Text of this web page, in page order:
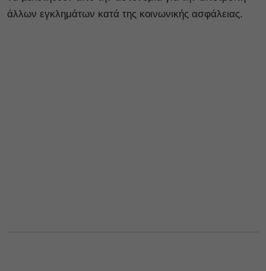
άλλων εγκλημάτων κατά της κοινωνικής ασφάλειας.